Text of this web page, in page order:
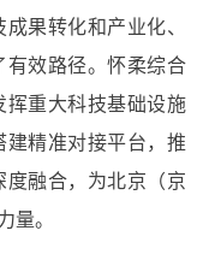
果转化和产业化、
有效路径。怀柔综合
挥重大科技基础设施
精准对接平台，推
融合，为北京（京
量。